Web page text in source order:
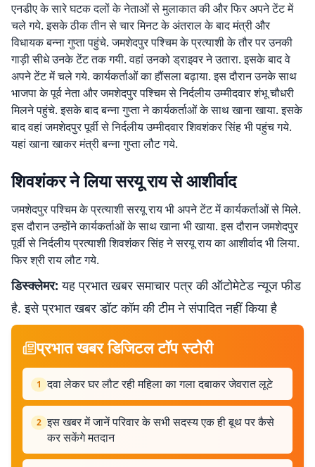
एनडीए के सारे घटक दलों के नेताओं से मुलाकात की और फिर अपने टेंट में
चले गये. इसके ठीक तीन से चार मिनट के अंतराल के बाद मंत्री और
विधायक बन्ना गुप्ता पहुंचे. जमशेदपुर पश्चिम के प्रत्याशी के तौर पर उनकी
गाड़ी सीधे उनके टेंट तक गयी. वहां उनको ड्राइवर ने उतारा. इसके बाद वे
अपने टेंट में चले गये. कार्यकर्ताओं का हौंसला बढ़ाया. इस दौरान उनके साथ
भाजपा के पूर्व नेता और जमशेदपुर पश्चिम से निर्दलीय उम्मीदवार शंभू चौधरी
मिलने पहुंचे. इसके बाद बन्ना गुप्ता ने कार्यकर्ताओं के साथ खाना खाया. इसके
बाद वहां जमशेदपुर पूर्वी से निर्दलीय उम्मीदवार शिवशंकर सिंह भी पहुंच गये.
यहां खाना खाकर मंत्री बन्ना गुप्ता लौट गये.
शिवशंकर ने लिया सरयू राय से आशीर्वाद
जमशेदपुर पश्चिम के प्रत्याशी सरयू राय भी अपने टेंट में कार्यकर्ताओं से मिले.
इस दौरान उन्होंने कार्यकर्ताओं के साथ खाना भी खाया. इस दौरान जमशेदपुर
पूर्वी से निर्दलीय प्रत्याशी शिवशंकर सिंह ने सरयू राय का आशीर्वाद भी लिया.
फिर श्री राय लौट गये.
डिस्क्लेमर: यह प्रभात खबर समाचार पत्र की ऑटोमेटेड न्यूज फीड
है. इसे प्रभात खबर डॉट कॉम की टीम ने संपादित नहीं किया है
प्रभात खबर डिजिटल टॉप स्टोरी
1 दवा लेकर घर लौट रही महिला का गला दबाकर जेवरात लूटे
2 इस खबर में जानें परिवार के सभी सदस्य एक ही बूथ पर कैसे
कर सकेंगे मतदान